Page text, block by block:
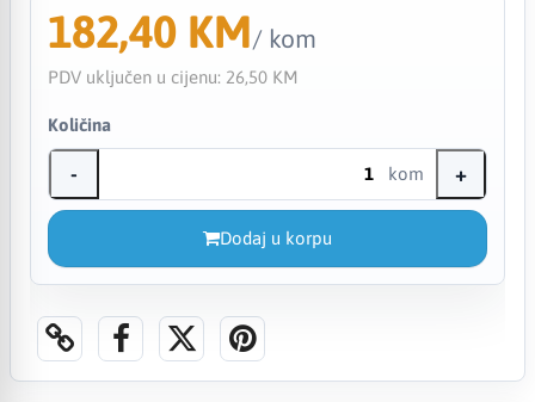
182,40 KM/ kom
PDV uključen u cijenu: 26,50 KM
Količina
- kom +
Dodaj u korpu